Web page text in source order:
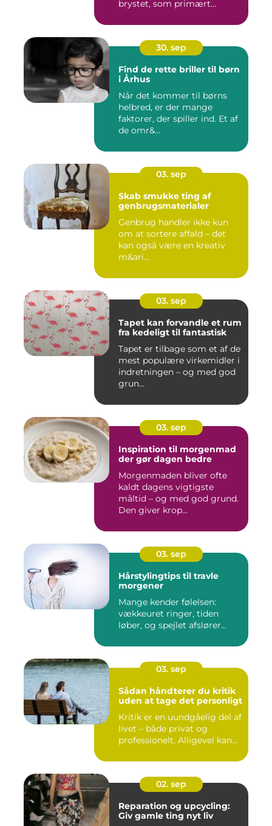
brystet, som primært
30. sep
Find de rette briller til børn
i Århus
Når det kommer til børns
helbred, er der mange
faktorer, der spiller ind. Et af
de omr&...
03. sep
Skab smukke ting af
genbrugsmaterialer
Genbrug handler ikke kun
om at sortere affald – det
kan også være en kreativ
m&ari...
03. sep
Tapet kan forvandle et rum
fra kedeligt til fantastisk
Tapet er tilbage som et af de
mest populære virkemidler i
indretningen – og med god
grun...
03. sep
Inspiration til morgenmad
der gør dagen bedre
Morgenmaden bliver ofte
kaldt dagens vigtigste
måltid – og med god grund.
Den giver krop...
03. sep
Hårstylingtips til travle
morgener
Mange kender følelsen:
vækkeuret ringer, tiden
løber, og spejlet afslører...
03. sep
Sådan håndterer du kritik
uden at tage det personligt
Kritik er en uundgåelig del af
livet – både privat og
professionelt. Alligevel kan...
02. sep
Reparation og upcycling:
Giv gamle ting nyt liv